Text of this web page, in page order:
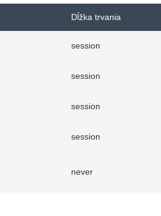
Dĺžka trvania
session
session
session
session
never